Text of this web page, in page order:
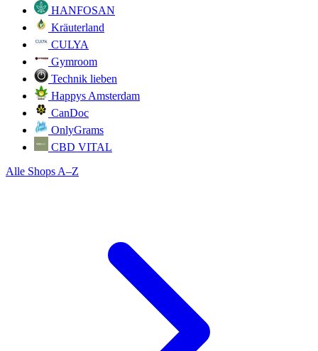
HANFOSAN
Kräuterland
CULYA
Gymroom
Technik lieben
Happys Amsterdam
CanDoc
OnlyGrams
CBD VITAL
Alle Shops A–Z